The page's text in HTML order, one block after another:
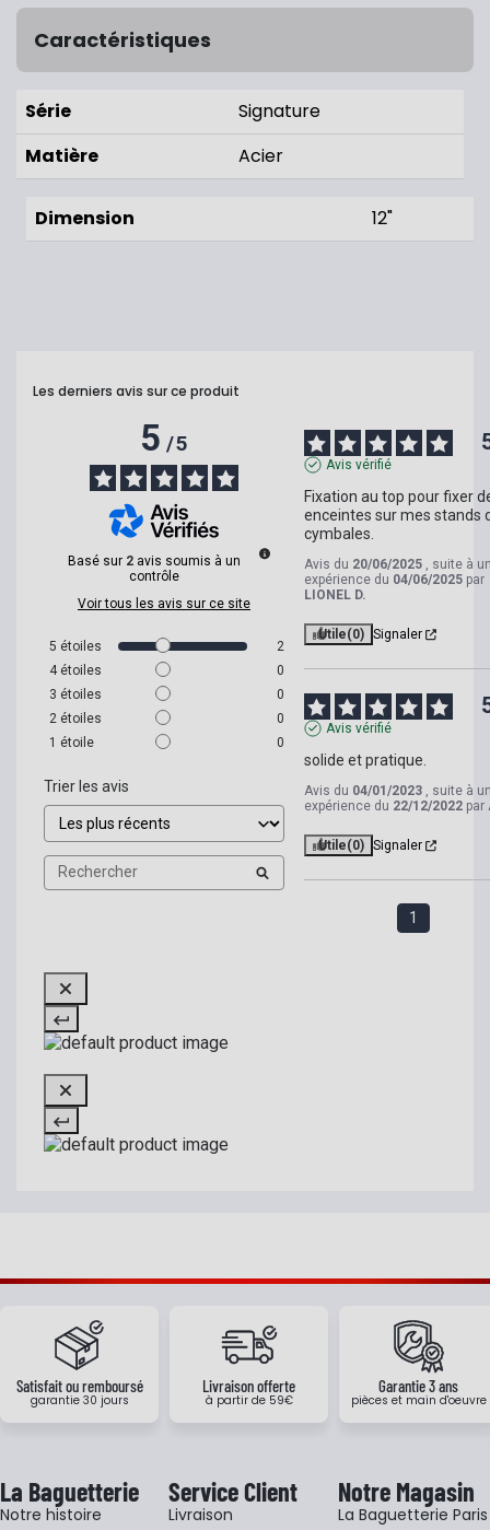
Caractéristiques
Série
Signature
Matière
Acier
Dimension 12"
Les derniers avis sur ce produit
5/5
Basé sur 2 avis soumis à un
contrôle
Voir tous les avis sur ce site
5 étoiles
2
4 étoiles
0
3 étoiles
0
2 étoiles
0
1 étoile 0
Trier les avis
Avis vérifié
Fixation au top pour fixer
enceintes sur mes stands
cymbales.
Avis du 20/06/2025 , suite à
expérience du 04/06/2025 par
LIONEL D.
Utile(0) Signaler
Avis vérifié
solide et pratique.
Avis du 04/01/2023 , suite à
expérience du 22/12/2022 par
Utile(0) Signaler
1
Satisfait ou remboursé
garantie 30 jours
Livraison offerte
à partir de 59€
Garantie 3 ans
pièces et main d'oeuvre
La Baguetterie
Notre histoire
Service Client
Livraison
Notre Magasin
La Baguetterie Paris